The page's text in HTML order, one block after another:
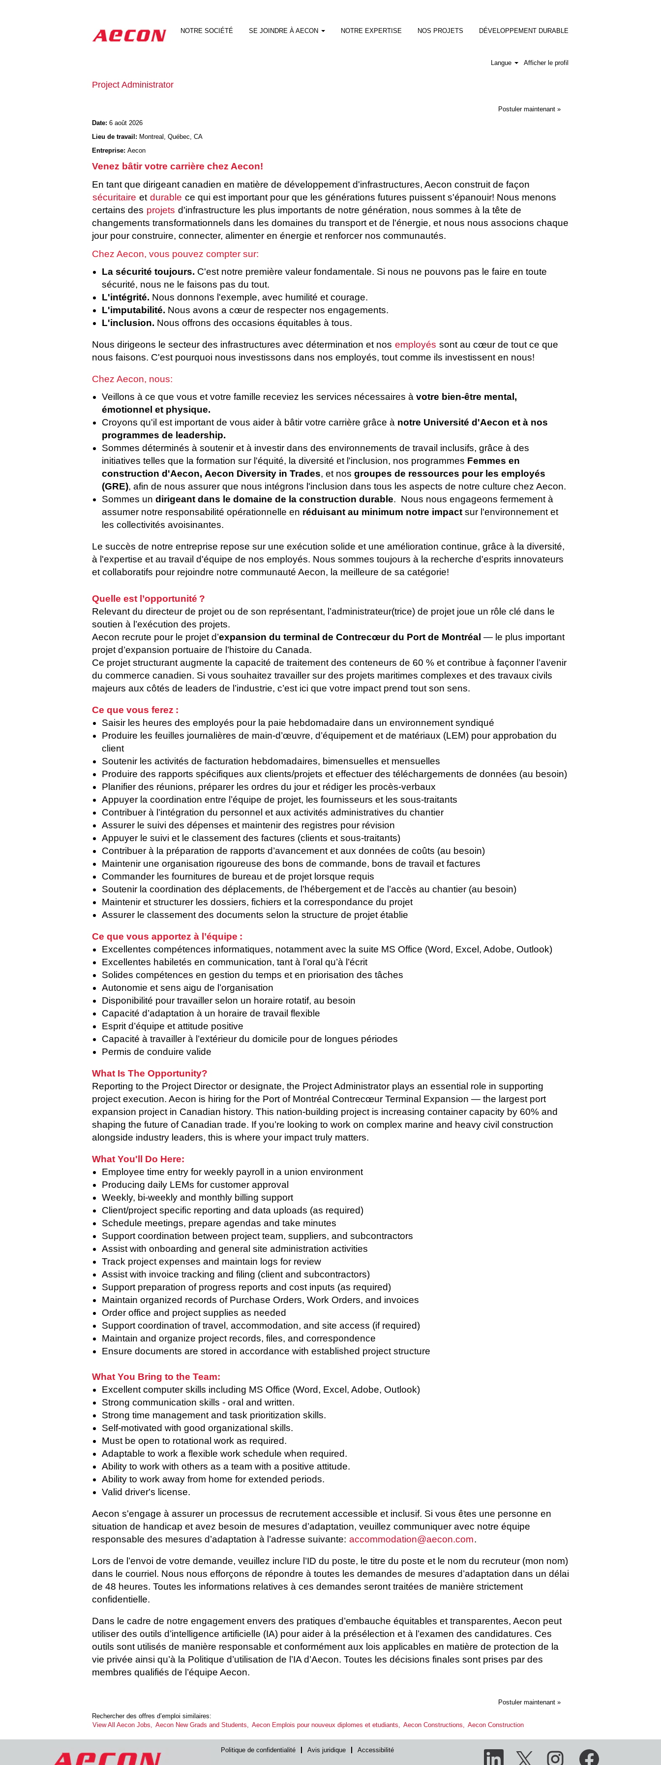
NOTRE SOCIÉTÉ SE JOINDRE À AECON NOTRE EXPERTISE NOS PROJETS DÉVELOPPEMENT DURABLE
Langue Afficher le profil
Afficher plus d’options
Project Administrator
Postuler maintenant »
Date: 6 août 2026
Lieu de travail: Montreal, Québec, CA
Entreprise: Aecon
Venez bâtir votre carrière chez Aecon!
En tant que dirigeant canadien en matière de développement d'infrastructures, Aecon construit de façon
sécuritaire et durable ce qui est important pour que les générations futures puissent s'épanouir! Nous menons
certains des projets d'infrastructure les plus importants de notre génération, nous sommes à la tête de
changements transformationnels dans les domaines du transport et de l'énergie, et nous nous associons chaque
jour pour construire, connecter, alimenter en énergie et renforcer nos communautés.
Chez Aecon, vous pouvez compter sur:
La sécurité toujours. C'est notre première valeur fondamentale. Si nous ne pouvons pas le faire en toute
sécurité, nous ne le faisons pas du tout.
L'intégrité. Nous donnons l'exemple, avec humilité et courage.
L'imputabilité. Nous avons a cœur de respecter nos engagements.
L'inclusion. Nous offrons des occasions équitables à tous.
Nous dirigeons le secteur des infrastructures avec détermination et nos employés sont au cœur de tout ce que
nous faisons. C'est pourquoi nous investissons dans nos employés, tout comme ils investissent en nous!
Chez Aecon, nous:
Veillons à ce que vous et votre famille receviez les services nécessaires à votre bien-être mental,
émotionnel et physique.
Croyons qu'il est important de vous aider à bâtir votre carrière grâce à notre Université d'Aecon et à nos
programmes de leadership.
Sommes déterminés à soutenir et à investir dans des environnements de travail inclusifs, grâce à des
initiatives telles que la formation sur l'équité, la diversité et l'inclusion, nos programmes Femmes en
construction d'Aecon, Aecon Diversity in Trades, et nos groupes de ressources pour les employés
(GRE), afin de nous assurer que nous intégrons l'inclusion dans tous les aspects de notre culture chez Aecon.
Sommes un dirigeant dans le domaine de la construction durable. Nous nous engageons fermement à
assumer notre responsabilité opérationnelle en réduisant au minimum notre impact sur l'environnement et
les collectivités avoisinantes.
Le succès de notre entreprise repose sur une exécution solide et une amélioration continue, grâce à la diversité,
à l'expertise et au travail d'équipe de nos employés. Nous sommes toujours à la recherche d'esprits innovateurs
et collaboratifs pour rejoindre notre communauté Aecon, la meilleure de sa catégorie!
Quelle est l’opportunité ?
Relevant du directeur de projet ou de son représentant, l’administrateur(trice) de projet joue un rôle clé dans le
soutien à l’exécution des projets.
Aecon recrute pour le projet d’expansion du terminal de Contrecœur du Port de Montréal — le plus important
projet d’expansion portuaire de l’histoire du Canada.
Ce projet structurant augmente la capacité de traitement des conteneurs de 60 % et contribue à façonner l’avenir
du commerce canadien. Si vous souhaitez travailler sur des projets maritimes complexes et des travaux civils
majeurs aux côtés de leaders de l’industrie, c’est ici que votre impact prend tout son sens.
Ce que vous ferez :
Saisir les heures des employés pour la paie hebdomadaire dans un environnement syndiqué
Produire les feuilles journalières de main-d’œuvre, d’équipement et de matériaux (LEM) pour approbation du
client
Soutenir les activités de facturation hebdomadaires, bimensuelles et mensuelles
Produire des rapports spécifiques aux clients/projets et effectuer des téléchargements de données (au besoin)
Planifier des réunions, préparer les ordres du jour et rédiger les procès-verbaux
Appuyer la coordination entre l’équipe de projet, les fournisseurs et les sous-traitants
Contribuer à l’intégration du personnel et aux activités administratives du chantier
Assurer le suivi des dépenses et maintenir des registres pour révision
Appuyer le suivi et le classement des factures (clients et sous-traitants)
Contribuer à la préparation de rapports d’avancement et aux données de coûts (au besoin)
Maintenir une organisation rigoureuse des bons de commande, bons de travail et factures
Commander les fournitures de bureau et de projet lorsque requis
Soutenir la coordination des déplacements, de l’hébergement et de l’accès au chantier (au besoin)
Maintenir et structurer les dossiers, fichiers et la correspondance du projet
Assurer le classement des documents selon la structure de projet établie
Ce que vous apportez à l’équipe :
Excellentes compétences informatiques, notamment avec la suite MS Office (Word, Excel, Adobe, Outlook)
Excellentes habiletés en communication, tant à l’oral qu’à l’écrit
Solides compétences en gestion du temps et en priorisation des tâches
Autonomie et sens aigu de l’organisation
Disponibilité pour travailler selon un horaire rotatif, au besoin
Capacité d’adaptation à un horaire de travail flexible
Esprit d’équipe et attitude positive
Capacité à travailler à l’extérieur du domicile pour de longues périodes
Permis de conduire valide
What Is The Opportunity?
Reporting to the Project Director or designate, the Project Administrator plays an essential role in supporting
project execution. Aecon is hiring for the Port of Montréal Contrecœur Terminal Expansion — the largest port
expansion project in Canadian history. This nation‑building project is increasing container capacity by 60% and
shaping the future of Canadian trade. If you’re looking to work on complex marine and heavy civil construction
alongside industry leaders, this is where your impact truly matters.
What You'll Do Here:
Employee time entry for weekly payroll in a union environment
Producing daily LEMs for customer approval
Weekly, bi-weekly and monthly billing support
Client/project specific reporting and data uploads (as required)
Schedule meetings, prepare agendas and take minutes
Support coordination between project team, suppliers, and subcontractors
Assist with onboarding and general site administration activities
Track project expenses and maintain logs for review
Assist with invoice tracking and filing (client and subcontractors)
Support preparation of progress reports and cost inputs (as required)
Maintain organized records of Purchase Orders, Work Orders, and invoices
Order office and project supplies as needed
Support coordination of travel, accommodation, and site access (if required)
Maintain and organize project records, files, and correspondence
Ensure documents are stored in accordance with established project structure
What You Bring to the Team:
Excellent computer skills including MS Office (Word, Excel, Adobe, Outlook)
Strong communication skills - oral and written.
Strong time management and task prioritization skills.
Self-motivated with good organizational skills.
Must be open to rotational work as required.
Adaptable to work a flexible work schedule when required.
Ability to work with others as a team with a positive attitude.
Ability to work away from home for extended periods.
Valid driver's license.
Aecon s'engage à assurer un processus de recrutement accessible et inclusif. Si vous êtes une personne en
situation de handicap et avez besoin de mesures d’adaptation, veuillez communiquer avec notre équipe
responsable des mesures d’adaptation à l’adresse suivante: accommodation@aecon.com.
Lors de l’envoi de votre demande, veuillez inclure l’ID du poste, le titre du poste et le nom du recruteur (mon nom)
dans le courriel. Nous nous efforçons de répondre à toutes les demandes de mesures d’adaptation dans un délai
de 48 heures. Toutes les informations relatives à ces demandes seront traitées de manière strictement
confidentielle.
Dans le cadre de notre engagement envers des pratiques d’embauche équitables et transparentes, Aecon peut
utiliser des outils d’intelligence artificielle (IA) pour aider à la présélection et à l’examen des candidatures. Ces
outils sont utilisés de manière responsable et conformément aux lois applicables en matière de protection de la
vie privée ainsi qu’à la Politique d’utilisation de l’IA d’Aecon. Toutes les décisions finales sont prises par des
membres qualifiés de l’équipe Aecon.
Postuler maintenant »
Rechercher des offres d’emploi similaires:
View All Aecon Jobs, Aecon New Grads and Students, Aecon Emplois pour nouveux diplomes et etudiants, Aecon Constructions, Aecon Construction
Politique de confidentialité Avis juridique Accessibilité
S
S
o